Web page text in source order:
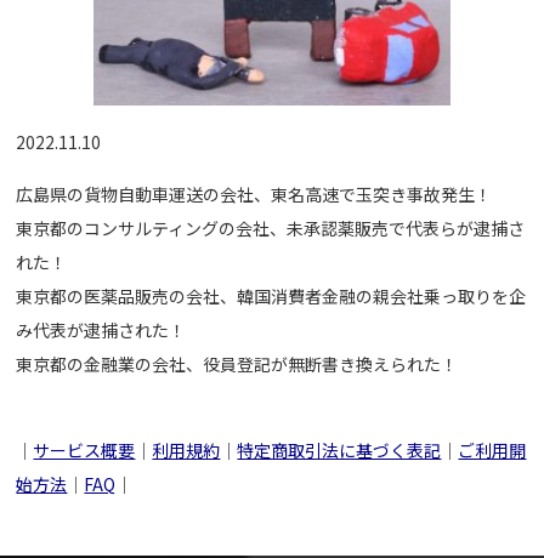
2022.11.10
広島県の貨物自動車運送の会社、東名高速で玉突き事故発生！
東京都のコンサルティングの会社、未承認薬販売で代表らが逮捕さ
れた！
東京都の医薬品販売の会社、韓国消費者金融の親会社乗っ取りを企
み代表が逮捕された！
東京都の金融業の会社、役員登記が無断書き換えられた！
｜ サービス概要 ｜利用規約 ｜特定商取引法に基づく表記 ｜ ご利用開
始方法 ｜ FAQ ｜